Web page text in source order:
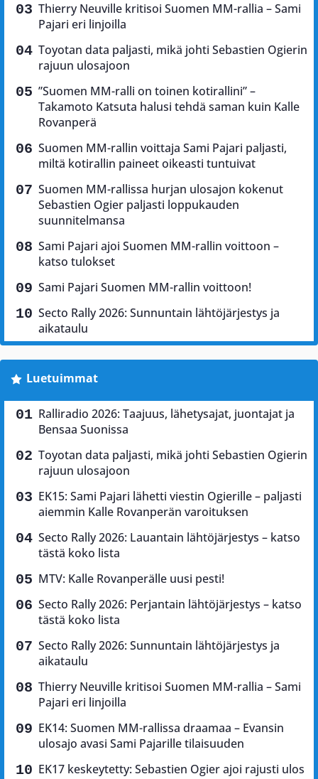
Thierry Neuville kritisoi Suomen MM-rallia – Sami
Pajari eri linjoilla
Toyotan data paljasti, mikä johti Sebastien Ogierin
rajuun ulosajoon
”Suomen MM-ralli on toinen kotirallini” –
Takamoto Katsuta halusi tehdä saman kuin Kalle
Rovanperä
Suomen MM-rallin voittaja Sami Pajari paljasti,
miltä kotirallin paineet oikeasti tuntuivat
Suomen MM-rallissa hurjan ulosajon kokenut
Sebastien Ogier paljasti loppukauden
suunnitelmansa
Sami Pajari ajoi Suomen MM-rallin voittoon –
katso tulokset
Sami Pajari Suomen MM-rallin voittoon!
Secto Rally 2026: Sunnuntain lähtöjärjestys ja
aikataulu
Luetuimmat
Ralliradio 2026: Taajuus, lähetysajat, juontajat ja
Bensaa Suonissa
Toyotan data paljasti, mikä johti Sebastien Ogierin
rajuun ulosajoon
EK15: Sami Pajari lähetti viestin Ogierille – paljasti
aiemmin Kalle Rovanperän varoituksen
Secto Rally 2026: Lauantain lähtöjärjestys – katso
tästä koko lista
MTV: Kalle Rovanperälle uusi pesti!
Secto Rally 2026: Perjantain lähtöjärjestys – katso
tästä koko lista
Secto Rally 2026: Sunnuntain lähtöjärjestys ja
aikataulu
Thierry Neuville kritisoi Suomen MM-rallia – Sami
Pajari eri linjoilla
EK14: Suomen MM-rallissa draamaa – Evansin
ulosajo avasi Sami Pajarille tilaisuuden
EK17 keskeytetty: Sebastien Ogier ajoi rajusti ulos